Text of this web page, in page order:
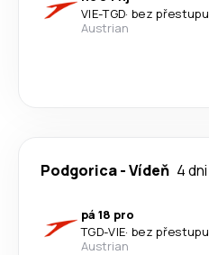
VIE-TGD· bez přestupu
Austrian
Podgorica-Vídeň 4 dni
pá 18 pro
TGD-VIE· bez přestupu
Austrian